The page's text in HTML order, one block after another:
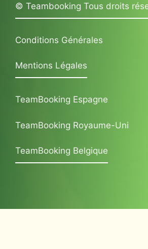
© Teambooking Tous droits
Conditions Générales
Mentions Légales
TeamBooking Espagne
TeamBooking Royaume-Uni
TeamBooking Belgique